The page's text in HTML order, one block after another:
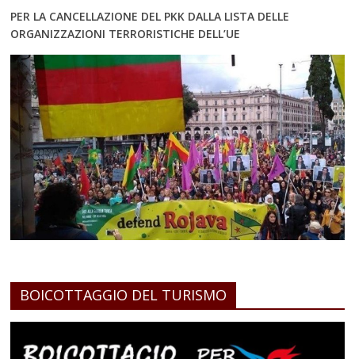
PER LA CANCELLAZIONE DEL PKK DALLA LISTA DELLE
ORGANIZZAZIONI TERRORISTICHE DELL’UE
BOICOTTAGGIO DEL TURISMO